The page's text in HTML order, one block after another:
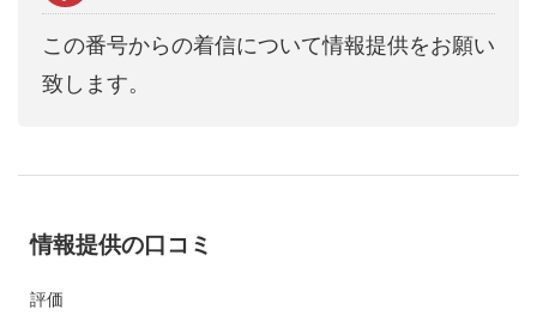
この番号からの着信について情報提供をお願い
致します。
情報提供の口コミ
評価